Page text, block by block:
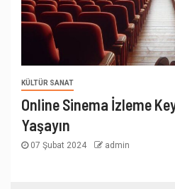
KÜLTÜR SANAT
Online Sinema İzleme
Yaşayın
07 Şubat 2024 admin